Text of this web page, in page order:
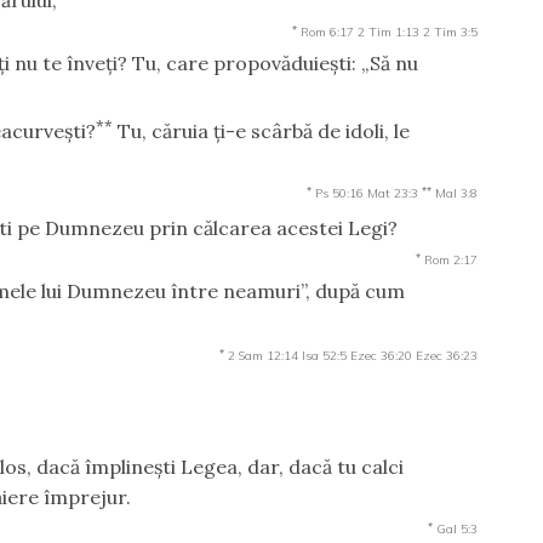
* Rom 6:17 2 Tim 1:13 2 Tim 3:5
te înveţi? Tu, care propovăduieşti: „Să nu
** Tu, căruia ţi-e scârbă de idoli, le
* Ps 50:16 Mat 23:3 ** Mal 3:8
pe Dumnezeu prin călcarea acestei Legi?
* Rom 2:17
lui Dumnezeu între neamuri”, după cum
* 2 Sam 12:14 Isa 52:5 Ezec 36:20 Ezec 36:23
dacă împlineşti Legea, dar, dacă tu calci
împrejur.
* Gal 5:3